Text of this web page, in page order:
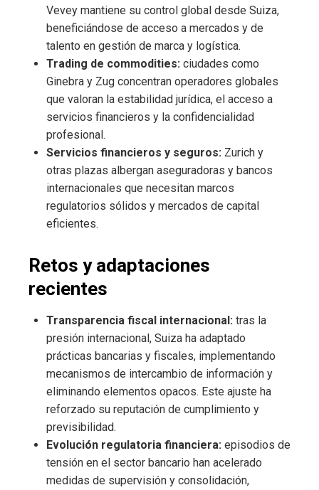
Vevey mantiene su control global desde Suiza,
beneficiándose de acceso a mercados y de
talento en gestión de marca y logística.
Trading de commodities: ciudades como
Ginebra y Zug concentran operadores globales
que valoran la estabilidad jurídica, el acceso a
servicios financieros y la confidencialidad
profesional.
Servicios financieros y seguros: Zurich y
otras plazas albergan aseguradoras y bancos
internacionales que necesitan marcos
regulatorios sólidos y mercados de capital
eficientes.
Retos y adaptaciones
recientes
Transparencia fiscal internacional: tras la
presión internacional, Suiza ha adaptado
prácticas bancarias y fiscales, implementando
mecanismos de intercambio de información y
eliminando elementos opacos. Este ajuste ha
reforzado su reputación de cumplimiento y
previsibilidad.
Evolución regulatoria financiera: episodios de
tensión en el sector bancario han acelerado
medidas de supervisión y consolidación,